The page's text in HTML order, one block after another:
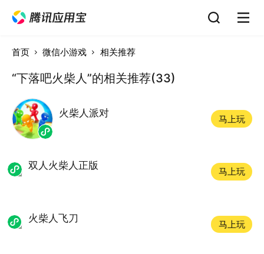
首页 微信小游戏 相关推荐
“下落吧火柴人”的相关推荐(33)
火柴人派对
马上玩
双人火柴人正版
马上玩
火柴人飞刀
马上玩